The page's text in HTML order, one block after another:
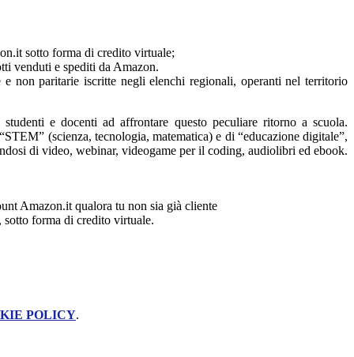
sotto forma di credito virtuale;
venduti e spediti da Amazon.
non paritarie iscritte negli elenchi regionali, operanti nel territorio
studenti e docenti ad affrontare questo peculiare ritorno a scuola.
(scienza, tecnologia, matematica) e di “educazione digitale”,
di video, webinar, videogame per il coding, audiolibri ed ebook.
Amazon.it qualora tu non sia già cliente
sotto forma di credito virtuale.
POLICY.